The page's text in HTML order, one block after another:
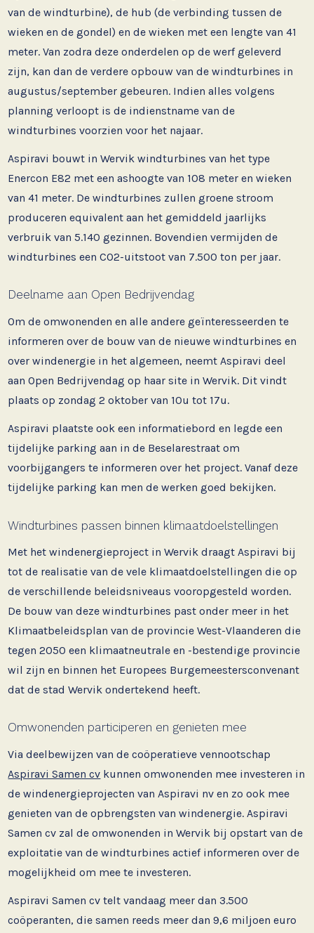
van de windturbine), de hub (de verbinding tussen de
wieken en de gondel) en de wieken met een lengte van 41
meter. Van zodra deze onderdelen op de werf geleverd
zijn, kan dan de verdere opbouw van de windturbines in
augustus/september gebeuren. Indien alles volgens
planning verloopt is de indienstname van de
windturbines voorzien voor het najaar.
Aspiravi bouwt in Wervik windturbines van het type
Enercon E82 met een ashoogte van 108 meter en wieken
van 41 meter. De windturbines zullen groene stroom
produceren equivalent aan het gemiddeld jaarlijks
verbruik van 5.140 gezinnen. Bovendien vermijden de
windturbines een CO2-uitstoot van 7.500 ton per jaar.
Deelname aan Open Bedrijvendag
Om de omwonenden en alle andere geïnteresseerden te
informeren over de bouw van de nieuwe windturbines en
over windenergie in het algemeen, neemt Aspiravi deel
aan Open Bedrijvendag op haar site in Wervik. Dit vindt
plaats op zondag 2 oktober van 10u tot 17u.
Aspiravi plaatste ook een informatiebord en legde een
tijdelijke parking aan in de Beselarestraat om
voorbijgangers te informeren over het project. Vanaf deze
tijdelijke parking kan men de werken goed bekijken.
Windturbines passen binnen klimaatdoelstellingen
Met het windenergieproject in Wervik draagt Aspiravi bij
tot de realisatie van de vele klimaatdoelstellingen die op
de verschillende beleidsniveaus vooropgesteld worden.
De bouw van deze windturbines past onder meer in het
Klimaatbeleidsplan van de provincie West-Vlaanderen die
tegen 2050 een klimaatneutrale en -bestendige provincie
wil zijn en binnen het Europees Burgemeestersconvenant
dat de stad Wervik ondertekend heeft.
Omwonenden participeren en genieten mee
Via deelbewijzen van de coöperatieve vennootschap
Aspiravi Samen cv kunnen omwonenden mee investeren in
de windenergieprojecten van Aspiravi nv en zo ook mee
genieten van de opbrengsten van windenergie. Aspiravi
Samen cv zal de omwonenden in Wervik bij opstart van de
exploitatie van de windturbines actief informeren over de
mogelijkheid om mee te investeren.
Aspiravi Samen cv telt vandaag meer dan 3.500
coöperanten, die samen reeds meer dan 9,6 miljoen euro